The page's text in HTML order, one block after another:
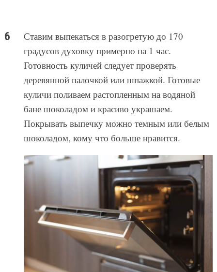
Ставим выпекаться в разогретую до 170
градусов духовку примерно на 1 час.
Готовность куличей следует проверять
деревянной палочкой или шпажкой. Готовые
куличи поливаем растопленным на водяной
бане шоколадом и красиво украшаем.
Покрывать выпечку можно темным или белым
шоколадом, кому что больше нравится.